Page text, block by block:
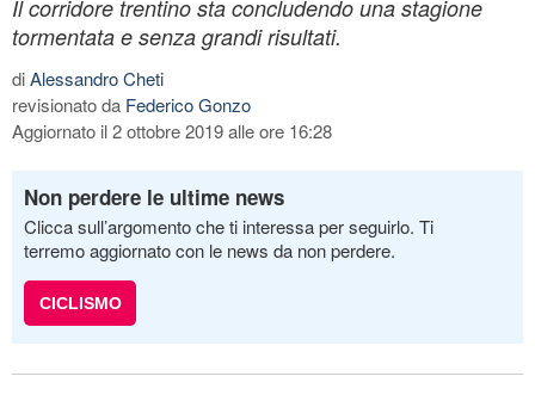
Il corridore trentino sta concludendo una stagione
tormentata e senza grandi risultati.
diAlessandro Cheti
revisionato da Federico Gonzo
Aggiornato il 2 ottobre 2019 alle ore 16:28
Non perdere le ultime news
Clicca sull’argomento che ti interessa per seguirlo. Ti
terremo aggiornato con le news da non perdere.
CICLISMO